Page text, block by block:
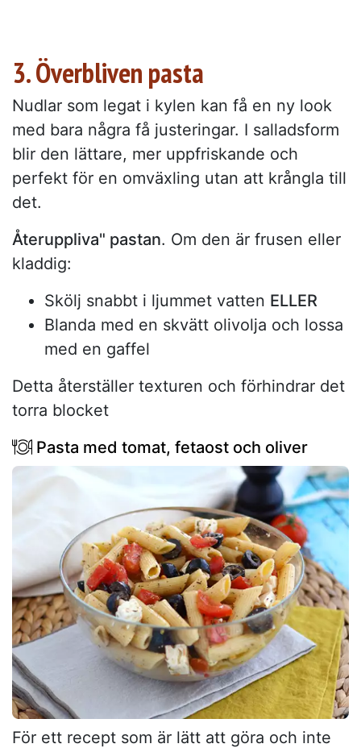
3. Överbliven pasta
Nudlar som legat i kylen kan få en ny look
med bara några få justeringar. I salladsform
blir den lättare, mer uppfriskande och
perfekt för en omväxling utan att krångla till
det.
Återuppliva" pastan. Om den är frusen eller
kladdig:
Skölj snabbt i ljummet vatten ELLER
Blanda med en skvätt olivolja och lossa
med en gaffel
Detta återställer texturen och förhindrar det
torra blocket
Pasta med tomat, fetaost och oliver
För ett recept som är lätt att göra och inte